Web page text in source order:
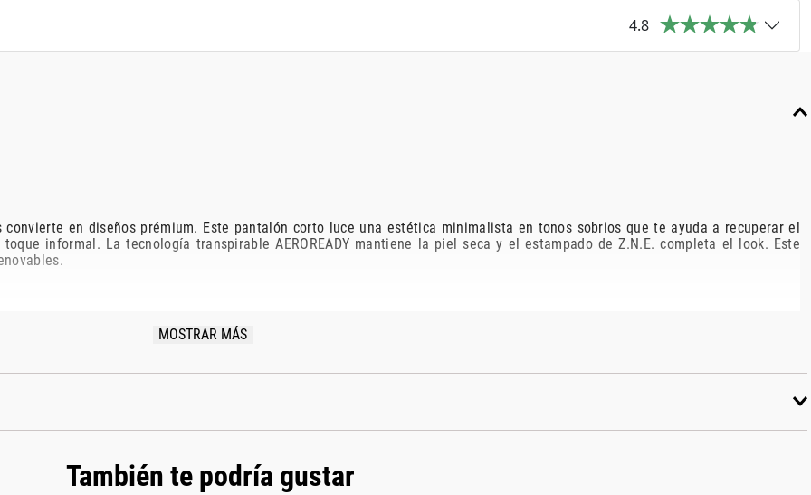
4.8
en diseños prémium. Este pantalón corto luce una estética minimalista en tonos sobrios que te ayuda a recuperar el
informal. La tecnología transpirable AEROREADY mantiene la piel seca y el estampado de Z.N.E. completa el look. Este
MOSTRAR MÁS
También te podría gustar